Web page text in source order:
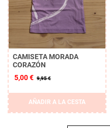
CAMISETA MORADA
CORAZÓN
5,00 € 9,95 €
AÑADIR A LA CESTA